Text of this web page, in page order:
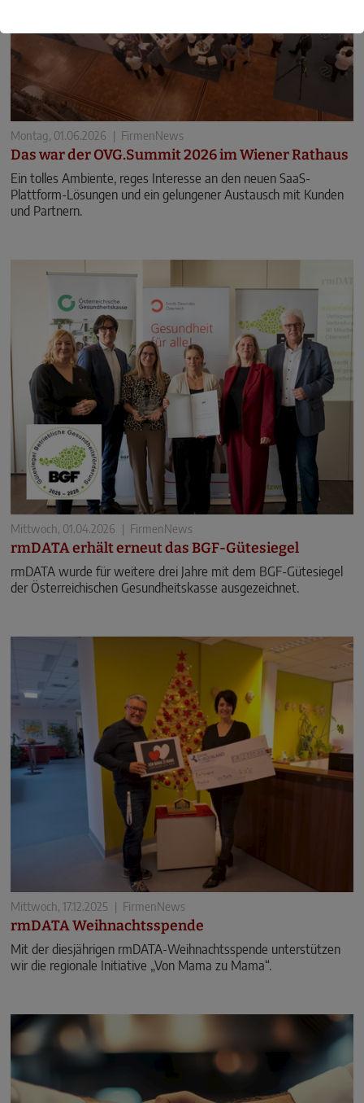
Montag, 01.06.2026 | FirmenNews
Das war der OVG.Summit 2026 im Wiener Rathaus
Ein tolles Ambiente, reges Interesse an den neuen SaaS-
Plattform-Lösungen und ein gelungener Austausch mit Kunden
und Partnern.
Mittwoch, 01.04.2026 | FirmenNews
rmDATA erhält erneut das BGF-Gütesiegel
rmDATA wurde für weitere drei Jahre mit dem BGF-Gütesiegel
der Österreichischen Gesundheitskasse ausgezeichnet.
Mittwoch, 17.12.2025 | FirmenNews
rmDATA Weihnachtsspende
Mit der diesjährigen rmDATA-Weihnachtsspende unterstützen
wir die regionale Initiative „Von Mama zu Mama“.